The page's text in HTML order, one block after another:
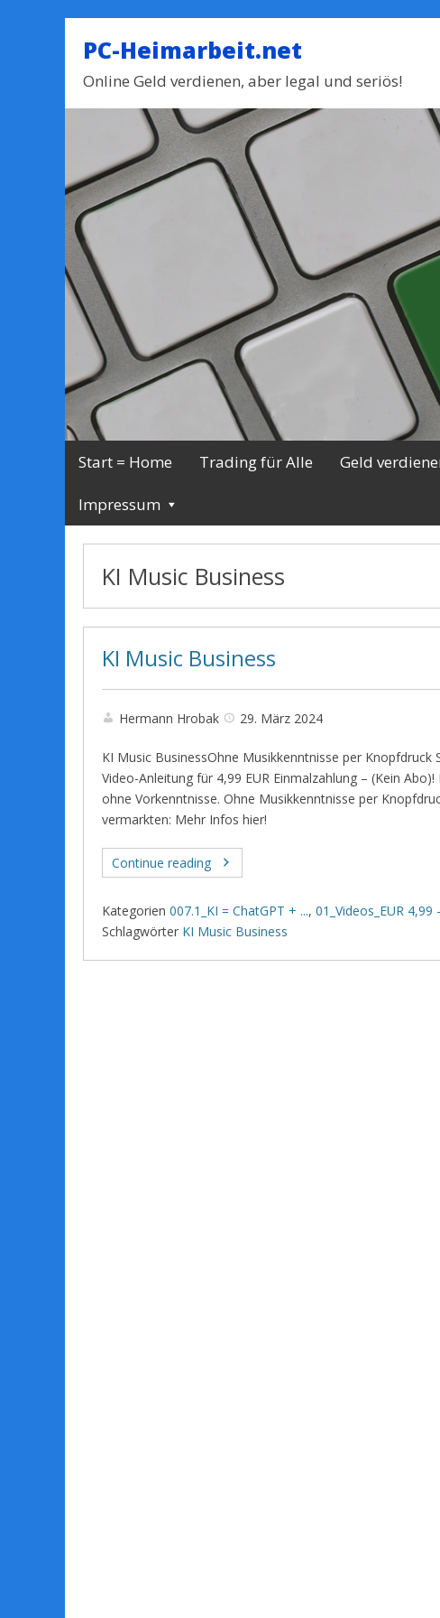
PC-Heimarbeit.net
Online Geld verdienen, aber legal und seriös!
Start = Home Trading für Alle Geld
Impressum
KI Music Business
KI Music Business
Hermann Hrobak 29. März 2024
KI Music BusinessOhne Musikkenntnisse per Knopfdruck
Video-Anleitung für 4,99 EUR Einmalzahlung – (Kein
ohne Vorkenntnisse. Ohne Musikkenntnisse per
vermarkten: Mehr Infos hier!
Continue reading
Kategorien 007.1_KI = ChatGPT + ..., 01_Videos_EUR 4,99
Schlagwörter KI Music Business